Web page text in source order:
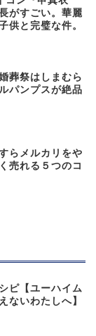
がすごい。華麗
供と完璧な件。
葬祭はしまむら
パンプスが絶品
らメルカリをや
売れる５つのコ
ピ【ユーハイム
ないわたしへ】